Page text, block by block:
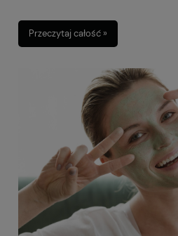
dodać twarzy wyrazistości i oszczędzić
makijażu. Ale ma też jedną małą wadę:
robisz to w pośpiechu albo używasz
Dobra wiadomość? Da się temu
przygotować skórę, zabezpieczyć okolice
nerwów, bez paniki i bez późniejszego
Zobacz, jak zabezpieczyć skórę przed
estetyczny i dokładnie taki, jak sobie
Przeczytaj całość »